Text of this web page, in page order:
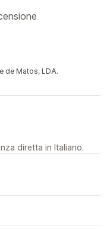
de Matos, LDA.
diretta in Italiano.